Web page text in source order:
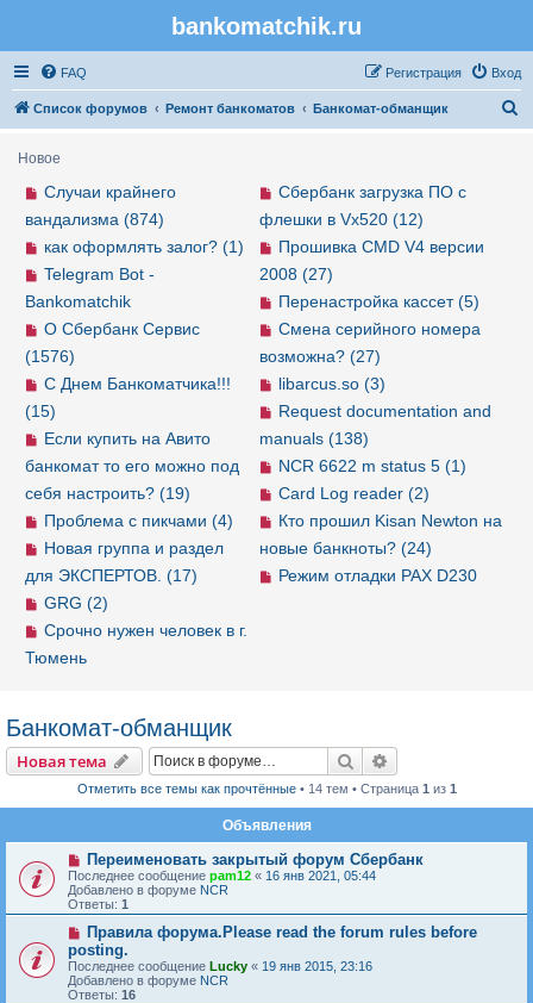
bankomatchik.ru
FAQ Вход
Регистрация
Список форумов Ремонт банкоматов Банкомат-обманщик
Новое
Сбербанк загрузка ПО с
флешки в Vx520 (12)
Прошивка CMD V4 версии
2008 (27)
Перенастройка кассет (5)
Смена серийного номера
возможна? (27)
libarcus.so (3)
Request documentation and
manuals (138)
NCR 6622 m status 5 (1)
Card Log reader (2)
Кто прошил Kisan Newton на
новые банкноты? (24)
Режим отладки PAX D230
Случаи крайнего
вандализма (874)
как оформлять залог? (1)
Telegram Bot -
Bankomatchik
О Сбербанк Сервис
(1576)
С Днем Банкоматчика!!!
(15)
Если купить на Авито
банкомат то его можно под
себя настроить? (19)
Проблема с пикчами (4)
Новая группа и раздел
для ЭКСПЕРТОВ. (17)
GRG (2)
Срочно нужен человек в г.
Тюмень
Банкомат-обманщик
Новая тема
Новаятема Поиск
Отметить все темы как прочтённые• 14 тем • Страница 1 из 1
Объявления
Переименовать закрытый форум Сбербанк
Последнее сообщение pam12 « 16 янв 2021, 05:44
Добавлено в форуме NCR
Ответы: 1
Правила форума.Please read the forum rules before
posting.
Последнее сообщение Lucky « 19 янв 2015, 23:16
Добавлено в форуме NCR
Ответы: 16